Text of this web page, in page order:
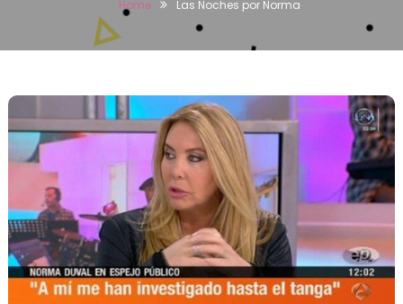
Home Las Noches por Norma